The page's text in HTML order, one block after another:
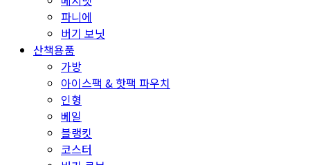
파니에
버기 보닛
산책용품
가방
아이스팩 & 핫팩 파우치
인형
베일
블랭킷
코스터